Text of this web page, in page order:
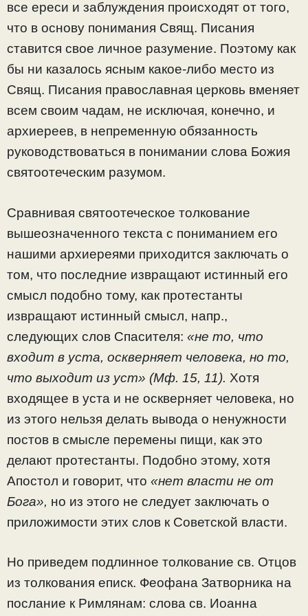
все ереси и заблуждения происходят от того,
что в основу понимания Свящ. Писания
ставится свое личное разумение. Поэтому как
бы ни казалось ясным какое-либо место из
Свящ. Писания православная церковь вменяет
всем своим чадам, не исключая, конечно, и
архиереев, в непременную обязанность
руководствоваться в понимании слова Божия
святоотеческим разумом.
Сравнивая святоотеческое толкование
вышеозначенного текста с пониманием его
нашими архиереями приходится заключать о
том, что последние извращают истинный его
смысл подобно тому, как протестанты
извращают истинный смысл, напр.,
следующих слов Спасителя: «не то, что
входит в уста, оскверняет человека, но то,
что выходит из уст» (Мф. 15, 11). Хотя
входящее в уста и не оскверняет человека, но
из этого нельзя делать вывода о ненужности
постов в смысле перемены пищи, как это
делают протестанты. Подобно этому, хотя
Апостол и говорит, что «нет власти не от
Бога», но из этого не следует заключать о
приложимости этих слов к Советской власти.
Но приведем подлинное толкование св. Отцов
из толкования еписк. Феофана Затворника на
послание к Римлянам: слова св. Иоанна